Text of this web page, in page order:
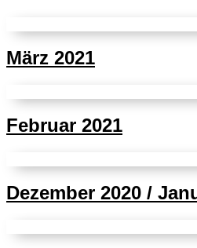
März 2021
Februar 2021
Dezember 2020 /